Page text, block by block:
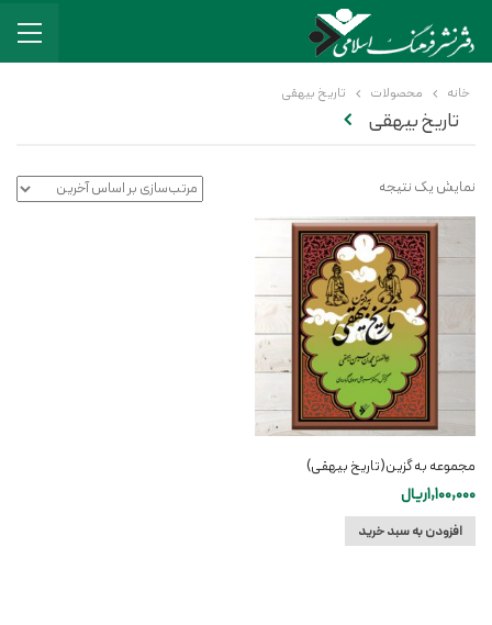
خانه محصولات تاریخ بیهقی
تاریخ بیهقی
نمایش یک نتیجه
مجموعه به گزین(تاریخ بیهقی)
1,100,000ریال
افزودن به سبد خرید